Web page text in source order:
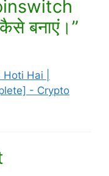
बनाएं।”
Hai |
- Crypto